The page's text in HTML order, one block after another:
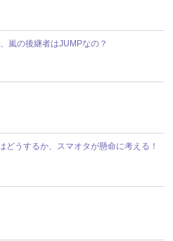
嵐の後継者はJUMPなの？
どうするか、スマオタが懸命に考える！